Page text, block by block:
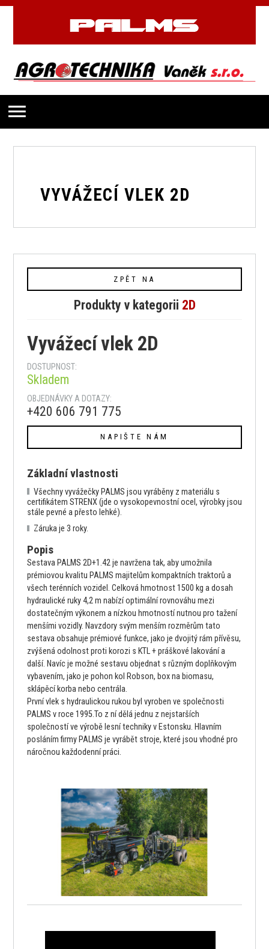
VYVÁŽECÍ VLEK 2D
ZPĚT NA
Produkty v kategorii 2D
Vyvážecí vlek 2D
DOSTUPNOST:
Skladem
OBJEDNÁVKY A DOTAZY:
+420 606 791 775
NAPIŠTE NÁM
Základní vlastnosti
Všechny vyvážečky PALMS jsou vyráběny z materiálu s
certifikátem STRENX (jde o vysokopevnostní ocel, výrobky jsou
stále pevné a přesto lehké).
Záruka je 3 roky.
Popis
Sestava PALMS 2D+1.42 je navržena tak, aby umožnila
prémiovou kvalitu PALMS majitelům kompaktních traktorů a
všech terénních vozidel. Celková hmotnost 1500 kg a dosah
hydraulické ruky 4,2 m nabízí optimální rovnováhu mezi
dostatečným výkonem a nízkou hmotností nutnou pro tažení
menšími vozidly. Navzdory svým menším rozměrům tato
sestava obsahuje prémiové funkce, jako je dvojitý rám přívěsu,
zvýšená odolnost proti korozi s KTL + práškové lakování a
další. Navíc je možné sestavu objednat s různým doplňkovým
vybavením, jako je pohon kol Robson, box na biomasu,
sklápěcí korba nebo centrála.
První vlek s hydraulickou rukou byl vyroben ve společnosti
PALMS v roce 1995.To z ní dělá jednu z nejstarších
společností ve výrobě lesní techniky v Estonsku. Hlavním
posláním firmy PALMS je vyrábět stroje, které jsou vhodné pro
náročnou každodenní práci.